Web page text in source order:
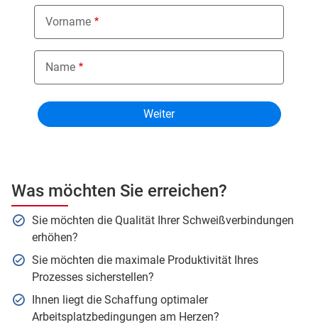
Was möchten Sie erreichen?
Sie möchten die Qualität Ihrer Schweißverbindungen
erhöhen?
Sie möchten die maximale Produktivität Ihres
Prozesses sicherstellen?
Ihnen liegt die Schaffung optimaler
Arbeitsplatzbedingungen am Herzen?
Vorname
Name